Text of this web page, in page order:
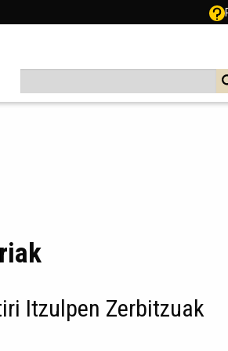
Itzulpen Zerbitzuak